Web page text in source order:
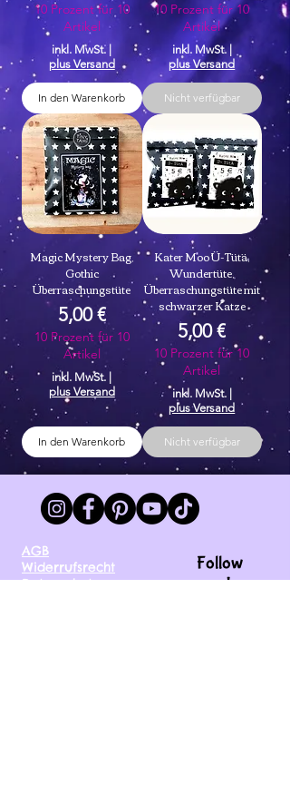
10 Prozent für 10
Artikel
inkl. MwSt.
plus Versand
In den Warenkorb
10 Prozent für 10
Artikel
inkl. MwSt.|
plus Versand
Nicht verfügbar
Magic Mystery Bag,
Gothic
Überraschungstüte
Preis
5,00 €
10 Prozent für 10
Artikel
inkl. MwSt. |
plus Versand
In den Warenkorb
Kater Moo Ü-Tütä,
Wundertüte,
Überraschungstüte mit
schwarzer Katze
Preis
5,00 €
10 Prozent für 10
Artikel
inkl. MwSt.|
plus Versand
Nicht verfügbar
AGB
Widerrufsrecht
Datenschutz
Follow
me !